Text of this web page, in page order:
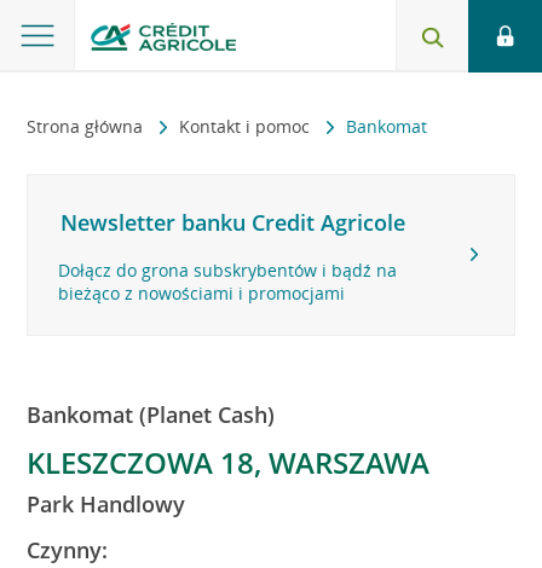
Strona główna Kontakt i pomoc Bankomat
Newsletter banku Credit Agricole
Dołącz do grona subskrybentów i bądź na
bieżąco z nowościami i promocjami
Bankomat (Planet Cash)
KLESZCZOWA 18, WARSZAWA
Park Handlowy
Czynny: